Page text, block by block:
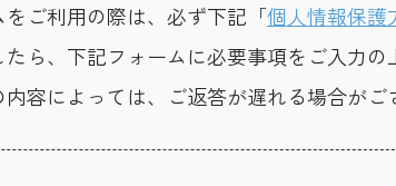
ご利用の際は、必ず下記「個人情報保護
ら、下記フォームに必要事項をご入力
容によっては、ご返答が遅れる場合がご